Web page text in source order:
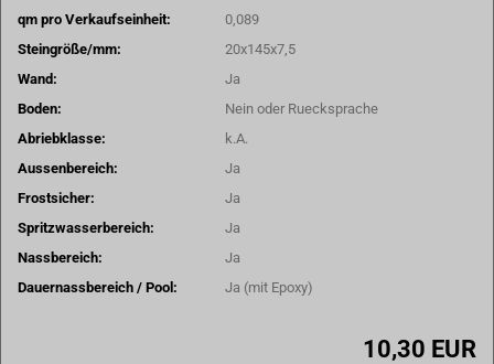
qm pro Verkaufseinheit:
0,089
Steingröße/mm:
20x145x7,5
Wand:
Ja
Boden:
Nein oder Ruecksprache
Abriebklasse:
k.A.
Aussenbereich:
Ja
Frostsicher:
Ja
Spritzwasserbereich:
Ja
Nassbereich:
Ja
Dauernassbereich / Pool:
Ja (mit Epoxy)
10,30 EUR